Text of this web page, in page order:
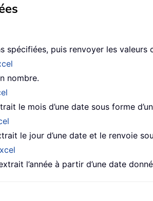
spécifiées, puis renvoyer les valeurs
nombre.
le mois d’une date sous forme
le jour d’une date et le renvoie
l’année à partir d’une date